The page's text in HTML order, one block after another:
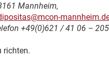
Mannheim,
+49(0)621 / 41 06 – 205
richten.